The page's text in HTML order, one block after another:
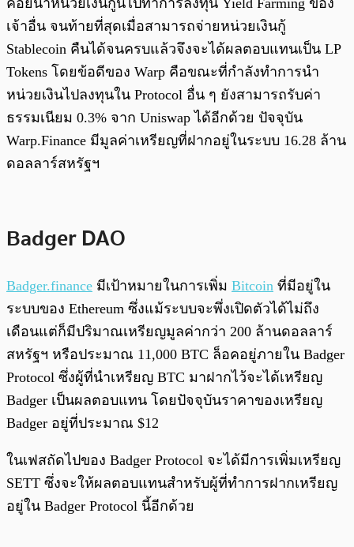
เจ้าอื่น จนท้ายที่สุดเมื่อสามารถจ่ายหน่วยเงินกู้
Stablecoin คืนได้จนครบแล้วจึงจะได้ผลตอบแทนเป็น LP
Tokens โดยข้อดีของ Warp คือขณะที่กำลังทำการนำ
หน่วยเงินไปลงทุนใน Protocol อื่น ๆ ยังสามารถรับค่า
ธรรมเนียม 0.3% จาก Uniswap ได้อีกด้วย ปัจจุบัน
Warp.Finance มีมูลค่าเหรียญที่ฝากอยู่ในระบบ 16.28 ล้าน
ดอลลาร์สหรัฐฯ
Badger DAO
Badger.finance มีเป้าหมายในการเพิ่ม Bitcoin ที่มีอยู่ใน
ระบบของ Ethereum ซึ่งแม้ระบบจะพึ่งเปิดตัวได้ไม่ถึง
เดือนแต่ก็มีปริมาณเหรียญมูลค่ากว่า 200 ล้านดอลลาร์
สหรัฐฯ หรือประมาณ 11,000 BTC ล็อคอยู่ภายใน Badger
Protocol ซึ่งผู้ที่นำเหรียญ BTC มาฝากไว้จะได้เหรียญ
Badger เป็นผลตอบแทน โดยปัจจุบันราคาของเหรียญ
Badger อยู่ที่ประมาณ $12
ในเฟสถัดไปของ Badger Protocol จะได้มีการเพิ่มเหรียญ
SETT ซึ่งจะให้ผลตอบแทนสำหรับผู้ที่ทำการฝากเหรียญ
อยู่ใน Badger Protocol นี้อีกด้วย